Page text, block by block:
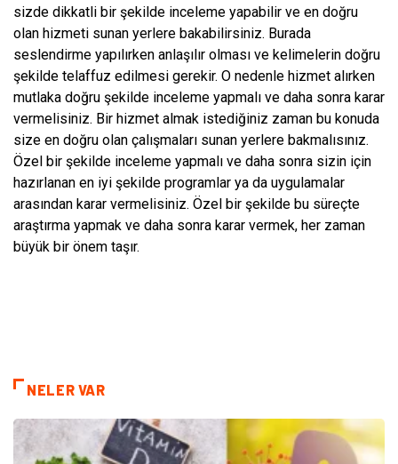
sizde dikkatli bir şekilde inceleme yapabilir ve en doğru
olan hizmeti sunan yerlere bakabilirsiniz. Burada
seslendirme yapılırken anlaşılır olması ve kelimelerin doğru
şekilde telaffuz edilmesi gerekir. O nedenle hizmet alırken
mutlaka doğru şekilde inceleme yapmalı ve daha sonra karar
vermelisiniz. Bir hizmet almak istediğiniz zaman bu konuda
size en doğru olan çalışmaları sunan yerlere bakmalısınız.
Özel bir şekilde inceleme yapmalı ve daha sonra sizin için
hazırlanan en iyi şekilde programlar ya da uygulamalar
arasından karar vermelisiniz. Özel bir şekilde bu süreçte
araştırma yapmak ve daha sonra karar vermek, her zaman
büyük bir önem taşır.
NELER VAR